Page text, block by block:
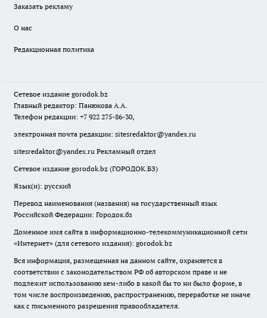
Заказать рекламу
О нас
Редакционная политика
Сетевое издание gorodok.bz
Главный редактор: Панюкова А.А.
Телефон редакции: +7 922 275-86-30,
электронная почта редакции: sitesredaktor@yandex.ru
sitesredaktor@yandex.ru Рекламный отдел
Сетевое издание gorodok.bz (ГОРОДОК.БЗ)
Язык(и): русский
Перевод наименования (названия) на государственный язык
Российской Федерации: Городок.бз
Доменное имя сайта в информационно-телекоммуникационной сети
«Интернет» (для сетевого издания): gorodok.bz
Вся информация, размещенная на данном сайте, охраняется в
соответствии с законодательством РФ об авторском праве и не
подлежит использованию кем-либо в какой бы то ни было форме, в
том числе воспроизведению, распространению, переработке не иначе
как с письменного разрешения правообладателя.